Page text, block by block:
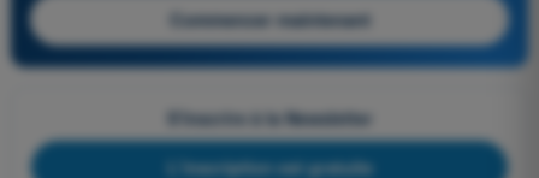
Commencer maintenant
S'inscrire à la Newsletter
L'inscription est gratuite